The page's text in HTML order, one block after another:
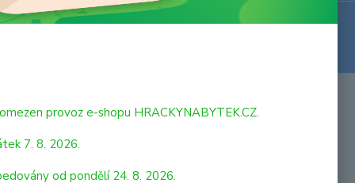
provoz e-shopu HRACKYNABYTEK.CZ.
7. 8. 2026.
od pondělí 24. 8. 2026.